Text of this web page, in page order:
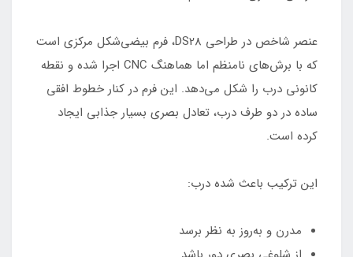
عنصر شاخص در طراحی DS28، فرم بیضی‌شکل مرکزی است
که با برش‌های نامنظم اما هماهنگ CNC اجرا شده و نقطه
کانونی درب را شکل می‌دهد. این فرم در کنار خطوط افقی
ساده در دو طرف درب، تعادل بصری بسیار جذابی ایجاد
کرده است.
این ترکیب باعث شده درب:
مدرن و به‌روز به نظر برسد